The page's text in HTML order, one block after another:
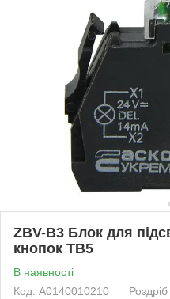
ZBV-B3 Блок для
кнопок TB5
В наявності
Код: A0140010210
Роздріб